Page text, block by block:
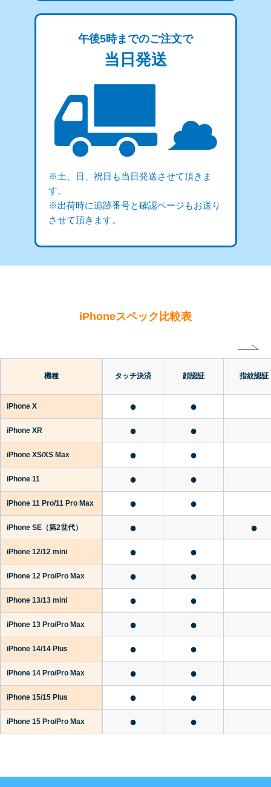
午後5時までのご注文で
当日発送
※土、日、祝日も当日発送させて頂きま
す。
※出荷時に追跡番号と確認ページもお送り
させて頂きます。
iPhoneスペック比較表
機種 タッチ決済 顔認証 指紋認証
iPhone X ● ●
iPhone XR ● ●
iPhone XS/XS Max ● ●
iPhone 11 ● ●
iPhone 11 Pro/11 Pro Max ● ●
iPhone SE （第2世代） ● ●
iPhone 12/12 mini ● ●
iPhone 12 Pro/Pro Max ● ●
iPhone 13/13 mini ● ●
iPhone 13 Pro/Pro Max ● ●
iPhone 14/14 Plus ● ●
iPhone 14 Pro/Pro Max ● ●
iPhone 15/15 Plus ● ●
iPhone 15 Pro/Pro Max ● ●